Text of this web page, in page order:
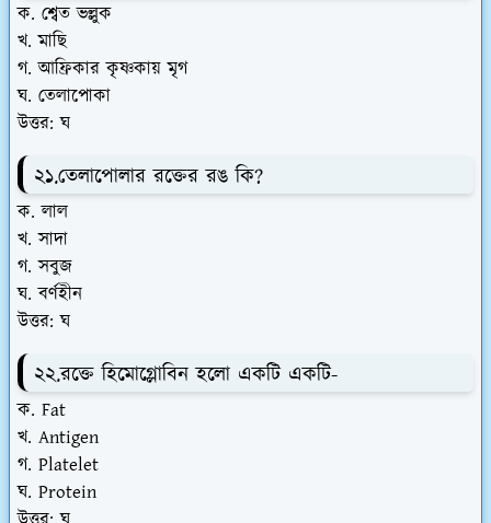
ক. শ্বেত ভল্লুক
খ. মাছি
গ. আফ্রিকার কৃষ্ণকায় মৃগ
ঘ. তেলাপোকা
উত্তর: ঘ
২১.তেলাপোলার রক্তের রঙ কি?
ক. লাল
খ. সাদা
গ. সবুজ
ঘ. বর্ণহীন
উত্তর: ঘ
২২.রক্তে হিমোগ্লোবিন হলো একটি একটি-
ক. Fat
খ. Antigen
গ. Platelet
ঘ. Protein